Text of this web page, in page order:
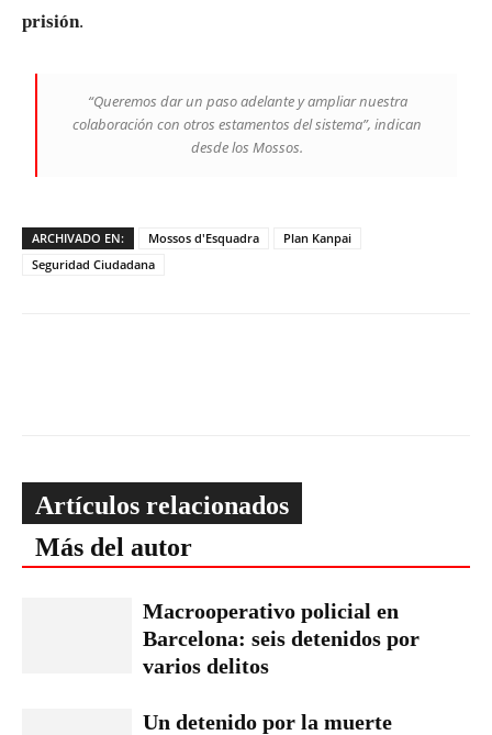
prisión.
“Queremos dar un paso adelante y ampliar nuestra
colaboración con otros estamentos del sistema”, indican
desde los Mossos.
ARCHIVADO EN: Mossos d'Esquadra
Plan Kanpai
Seguridad Ciudadana
Artículos relacionados
Más del autor
Macrooperativo policial en
Barcelona: seis detenidos por
varios delitos
Un detenido por la muerte